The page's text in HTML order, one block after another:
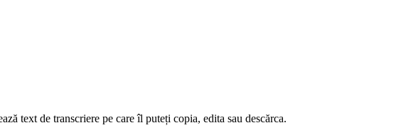
text de transcriere pe care îl puteți copia, edita sau descărca.